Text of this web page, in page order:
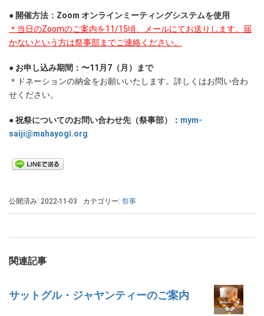
● 開催方法：Zoom オンラインミーティングシステムを使用
＊当日のZoomのご案内を11/15頃、メールにてお送りします。届
かないという方は祭事部までご連絡ください。
● お申し込み期間：〜11月7（月）まで
＊ドネーションの納金をお願いいたします。詳しくはお問い合わ
せください。
● 祝祭についてのお問い合わせ先（祭事部）： mym-
saiji@mahayogi.org
公開済み: 2022-11-03 カテゴリー: 祭事
関連記事
サットグル・ジャヤンティーのご案内